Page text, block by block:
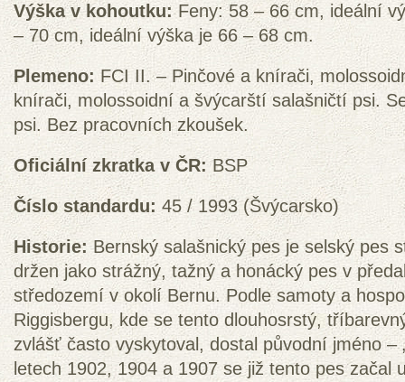
Výška v kohoutku:Feny: 58 – 66 cm, ideální
– 70 cm, ideální výška je 66 – 68 cm.
Plemeno: FCI II. – Pinčové a knírači,
knírači, molossoidní a švýcarští salašničtí psi.
psi. Bez pracovních zkoušek.
Oficiální zkratka v ČR: BSP
Číslo standardu: 45 / 1993 (Švýcarsko)
Historie: Bernský salašnický pes je selský pes
držen jako strážný, tažný a honácký pes v
středozemí v okolí Bernu. Podle samoty a
Riggisbergu, kde se tento dlouhosrstý,
zvlášť často vyskytoval, dostal původní jméno –
letech 1902, 1904 a 1907 se již tento pes začal